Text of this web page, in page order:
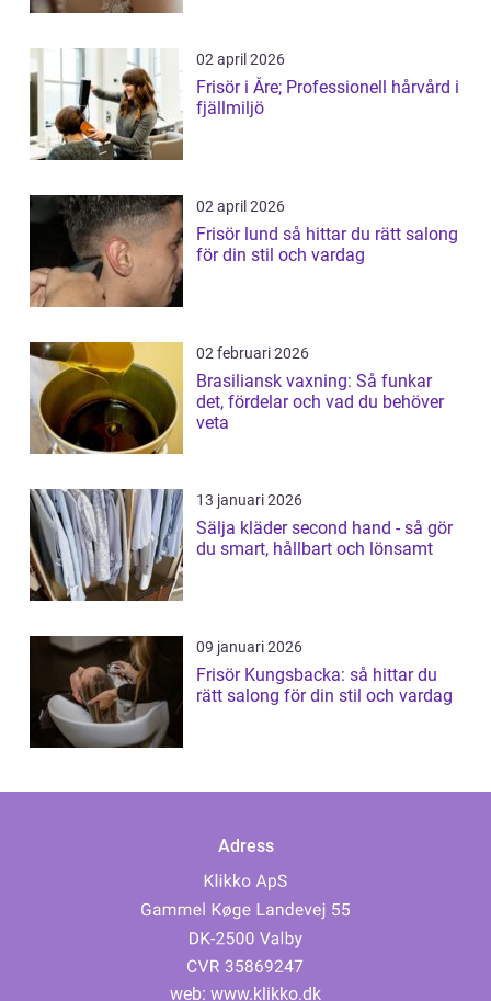
02 april 2026
Frisör i Åre; Professionell hårvård i
fjällmiljö
02 april 2026
Frisör lund så hittar du rätt salong
för din stil och vardag
02 februari 2026
Brasiliansk vaxning: Så funkar
det, fördelar och vad du behöver
veta
13 januari 2026
Sälja kläder second hand - så gör
du smart, hållbart och lönsamt
09 januari 2026
Frisör Kungsbacka: så hittar du
rätt salong för din stil och vardag
Adress
web: www.klikko.dk